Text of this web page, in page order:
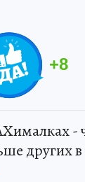
+8
-
других в